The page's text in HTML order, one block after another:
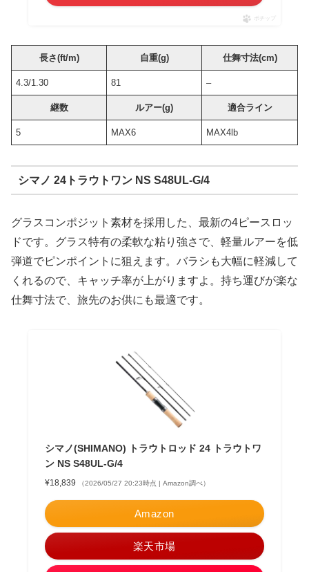
ポチップ
長さ(ft/m) 自重(g) 仕舞寸法(cm)
4.3/1.30 81 –
継数 ルアー(g) 適合ライン
5 MAX6 MAX4lb
シマノ 24トラウトワン NS S48UL-G/4
グラスコンポジット素材を採用した、最新の4ピースロッ
ドです。グラス特有の柔軟な粘り強さで、軽量ルアーを低
弾道でピンポイントに狙えます。バラシも大幅に軽減して
くれるので、キャッチ率が上がりますよ。持ち運びが楽な
仕舞寸法で、旅先のお供にも最適です。
シマノ(SHIMANO) トラウトロッド 24 トラウトワ
ン NS S48UL-G/4
¥18,839 （2026/05/27 20:23時点 | Amazon調べ）
Amazon
楽天市場